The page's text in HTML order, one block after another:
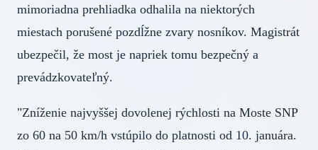
mimoriadna prehliadka odhalila na niektorých
miestach porušené pozdĺžne zvary nosníkov. Magistrát
ubezpečil, že most je napriek tomu bezpečný a
prevádzkovateľný.
"Zníženie najvyššej dovolenej rýchlosti na Moste SNP
zo 60 na 50 km/h vstúpilo do platnosti od 10. januára.